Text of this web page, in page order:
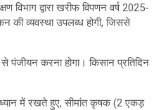
विभाग द्वारा खरीफ विपणन वर्ष 2025-
की व्यवस्था उपलब्ध होगी, जिससे
पंजीयन करना होगा। किसान प्रतिदिन
ध्यान में रखते हुए, सीमांत कृषक (2 एकड़